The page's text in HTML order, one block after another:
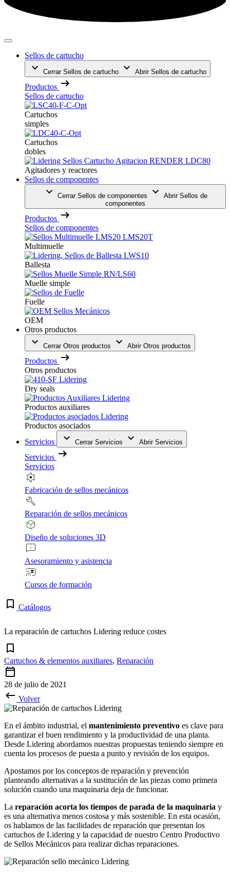
Sellos de cartucho
Cerrar Sellos de cartucho Abrir Sellos de cartucho
Productos
Sellos de cartucho
Cartuchos
simples
Cartuchos
dobles
Agitadores y reactores
Sellos de componentes
Cerrar Sellos de componentes
Abrir Sellos de
componentes
Productos
Sellos de componentes
Multimuelle
Ballesta
Muelle simple
Fuelle
OEM
Otros productos
Cerrar Otros productos Abrir Otros productos
Productos
Otros productos
Dry seals
Productos auxiliares
Productos asociados
Servicios
Cerrar Servicios Abrir Servicios
Servicios
Servicios
Fabricación de sellos mecánicos
Reparación de sellos mecánicos
Diseño de soluciones 3D
Asesoramiento y asistencia
Cursos de formación
Catálogos
La reparación de cartuchos Lidering reduce costes
Cartuchos & elementos auxiliares, Reparación
28 de julio de 2021
Volver
En el ámbito industrial, el mantenimiento preventivo es clave para
garantizar el buen rendimiento y la productividad de una planta.
Desde Lidering abordamos nuestras propuestas teniendo siempre en
cuenta los procesos de puesta a punto y revisión de los equipos.
Apostamos por los conceptos de reparación y prevención
planteando alternativas a la sustitución de las piezas como primera
solución cuando una maquinaria deja de funcionar.
La reparación acorta los tiempos de parada de la maquinaria y
es una alternativa menos costosa y más sostenible. En esta ocasión,
os hablamos de las facilidades de reparación que presentan los
cartuchos de Lidering y la capacidad de nuestro Centro Productivo
de Sellos Mecánicos para realizar dichas reparaciones.